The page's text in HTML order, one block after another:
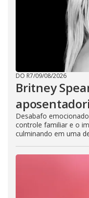
DO R7/09/08/2026
Britney
Desabafo emocionado
controle familiar e o
culminando em uma